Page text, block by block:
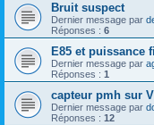
Bruit suspect
Dernier message par
Réponses : 6
E85 et puissance
Dernier message par
Réponses : 1
capteur pmh sur
Dernier message par
Réponses : 12